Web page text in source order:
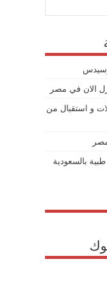
الان في مصر
و استقبال من
بالسعودية